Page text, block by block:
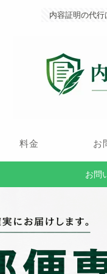
内容証明の代行
料金 お
お問